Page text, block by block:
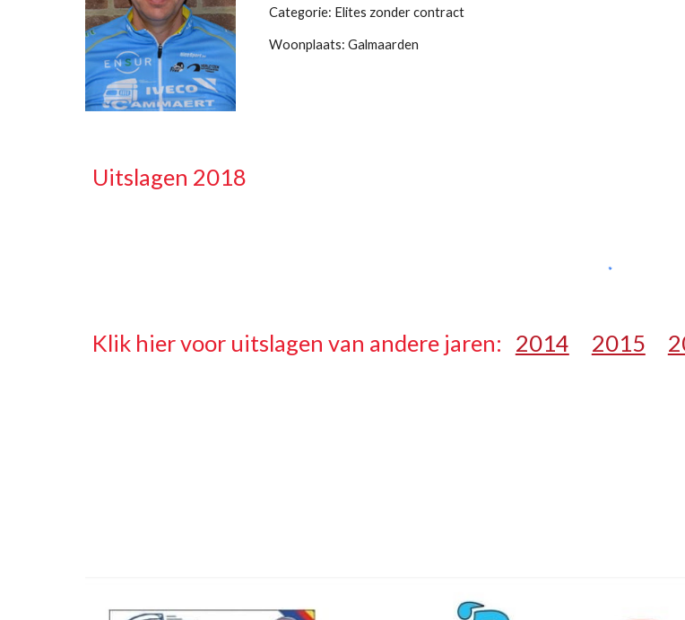
Categorie: Elites zonder contract
Woonplaats: Galmaarden
Uitslagen 2018
Klik hier voor uitslagen van andere jaren: 2014 2015